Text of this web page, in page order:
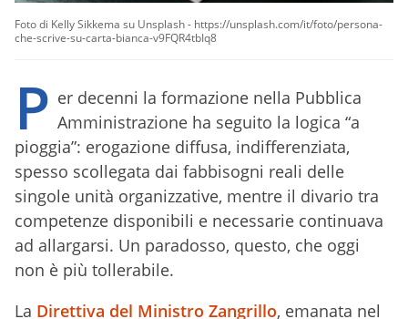
Foto di Kelly Sikkema su Unsplash - https://unsplash.com/it/foto/persona-
che-scrive-su-carta-bianca-v9FQR4tbIq8
P er decenni la formazione nella Pubblica
Amministrazione ha seguito la logica “a
pioggia”: erogazione diffusa, indifferenziata,
spesso scollegata dai fabbisogni reali delle
singole unità organizzative, mentre il divario tra
competenze disponibili e necessarie continuava
ad allargarsi. Un paradosso, questo, che oggi
non è più tollerabile.
La Direttiva del Ministro Zangrillo, emanata nel